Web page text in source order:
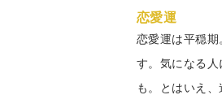
恋愛運
恋愛運は平穏
す。気になる
も。とはいえ